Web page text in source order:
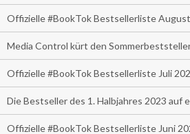
Offizielle #BookTok Bestsellerliste
Media Control kürt den
Offizielle #BookTok Bestsellerliste Juli
Die Bestseller des 1. Halbjahres 2023 auf
Offizielle #BookTok Bestsellerliste Juni